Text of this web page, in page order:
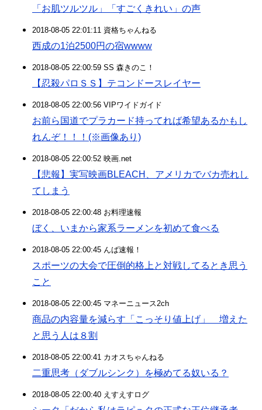
「お肌ツルツル」「すごくきれい」の声
2018-08-05 22:01:11 資格ちゃんねる
西成の1泊2500円の宿wwww
2018-08-05 22:00:59 SS 森きのこ！
【忍殺パロＳＳ】テコンドースレイヤー
2018-08-05 22:00:56 VIPワイドガイド
お前ら国道でプラカード持ってれば希望あるかもし
れんぞ！！！(※画像あり)
2018-08-05 22:00:52 映画.net
【悲報】実写映画BLEACH、アメリカでバカ売れし
てしまう
2018-08-05 22:00:48 お料理速報
ぼく、いまから家系ラーメンを初めて食べる
2018-08-05 22:00:45 んば速報！
スポーツの大会で圧倒的格上と対戦してるとき思う
こと
2018-08-05 22:00:45 マネーニュース2ch
商品の内容量を減らす「こっそり値上げ」 増えた
と思う人は８割
2018-08-05 22:00:41 カオスちゃんねる
二重思考（ダブルシンク）を極めてる奴いる？
2018-08-05 22:00:40 えすえすログ